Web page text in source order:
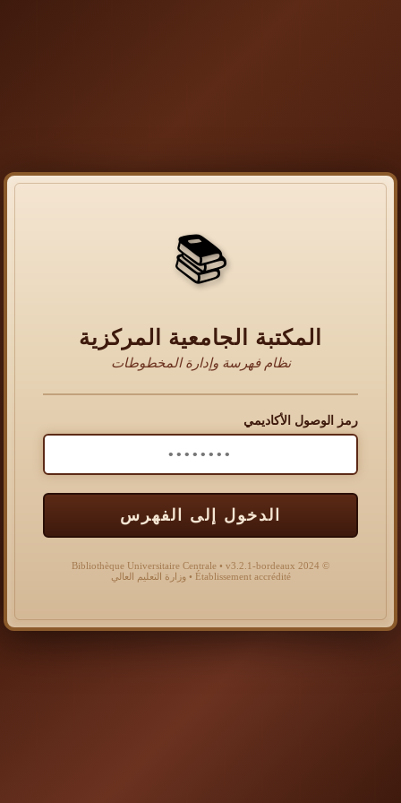
📚
المكتبة الجامعية المركزية
نظام فهرسة وإدارة المخطوطات
رمز الوصول الأكاديمي
الدخول إلى الفهرس
© 2024 Bibliothèque Universitaire Centrale • v3.2.1-bordeaux
Établissement accrédité • وزارة التعليم العالي